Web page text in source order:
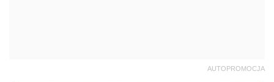
AUTOPROMOCJA